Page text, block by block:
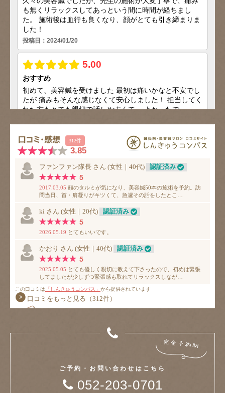
ご予約・お問い合わせはこちら
052-203-0701